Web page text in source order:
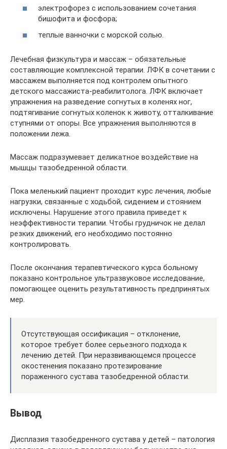
электрофорез с использованием сочетания
бишофита и фосфора;
теплые ванночки с морской солью.
Лечебная физкультура и массаж – обязательные
составляющие комплексной терапии. ЛФК в сочетании с
массажем выполняется под контролем опытного
детского массажиста-реабилитолога. ЛФК включает
упражнения на разведение согнутых в коленях ног,
подтягивание согнутых коленок к животу, отталкивание
ступнями от опоры. Все упражнения выполняются в
положении лежа.
Массаж подразумевает деликатное воздействие на
мышцы тазобедренной области.
Пока меленький пациент проходит курс лечения, любые
нагрузки, связанные с ходьбой, сидением и стоянием
исключены. Нарушение этого правила приведет к
неэффективности терапии. Чтобы грудничок не делал
резких движений, его необходимо постоянно
контролировать.
После окончания терапевтического курса больному
показано контрольное ультразвуковое исследование,
помогающее оценить результативность предпринятых
мер.
Отсутствующая оссификация – отклонение,
которое требует более серьезного подхода к
лечению детей. При неразвивающемся процессе
окостенения показано протезирование
пораженного сустава тазобедренной области.
Вывод
Дисплазия тазобедренного сустава у детей – патология